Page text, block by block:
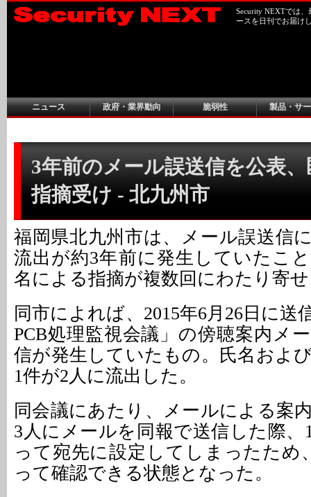
Security NEXTでは
ースを日刊でお届け
ニュース 政府・業界動向 脆弱性 製品・サ
3年前のメール誤送信を公表
指摘受け - 北九州市
福岡県北九州市は、メール誤送信
流出が約3年前に発生していたこ
名による指摘が複数回にわたり寄
同市によれば、2015年6月26日に送
PCB処理監視会議」の傍聴案内メ
信が発生していたもの。氏名およ
1件が2人に流出した。
同会議にあたり、メールによる案
3人にメールを同報で送信した際、
って宛先に設定してしまったため
って確認できる状態となった。